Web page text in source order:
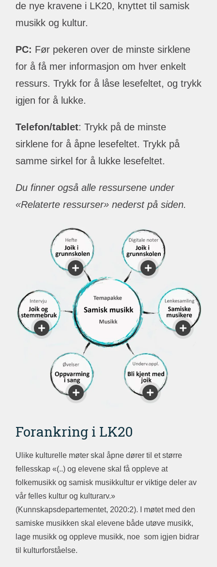
de nye kravene i LK20, knyttet til samisk
musikk og kultur.
PC: Før pekeren over de minste sirklene
for å få mer informasjon om hver enkelt
ressurs. Trykk for å låse lesefeltet, og trykk
igjen for å lukke.
Telefon/tablet: Trykk på de minste
sirklene for å åpne lesefeltet. Trykk på
samme sirkel for å lukke lesefeltet.
Du finner også alle ressursene under
«Relaterte ressurser» nederst på siden.
Forankring i LK20
Ulike kulturelle møter skal åpne dører til et større
fellesskap «(..) og elevene skal få oppleve at
folkemusikk og samisk musikkultur er viktige deler av
vår felles kultur og kulturarv.»
(Kunnskapsdepartementet, 2020:2). I møtet med den
samiske musikken skal elevene både utøve musikk,
lage musikk og oppleve musikk, noe som igjen bidrar
til kulturforståelse.